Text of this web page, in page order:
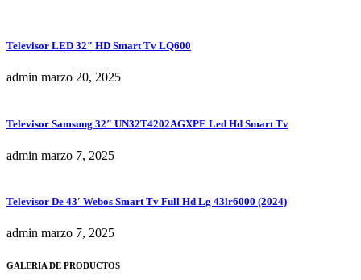
Televisor LED 32″ HD Smart Tv LQ600
admin marzo 20, 2025
Televisor Samsung 32″ UN32T4202AGXPE Led Hd Smart Tv
admin marzo 7, 2025
Televisor De 43′ Webos Smart Tv Full Hd Lg 43lr6000 (2024)
admin marzo 7, 2025
GALERIA DE PRODUCTOS